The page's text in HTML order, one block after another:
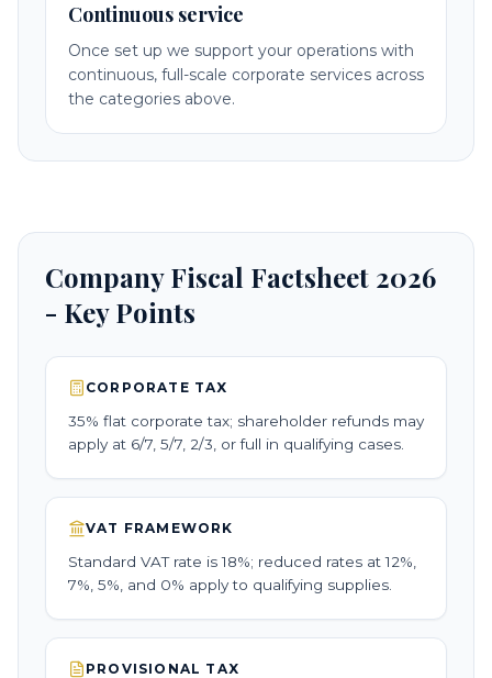
Continuous service
Once set up we support your operations with
continuous, full-scale corporate services across
the categories above.
Company Fiscal Factsheet 2026
- Key Points
CORPORATE TAX
35% flat corporate tax; shareholder refunds may
apply at 6/7, 5/7, 2/3, or full in qualifying cases.
VAT FRAMEWORK
Standard VAT rate is 18%; reduced rates at 12%,
7%, 5%, and 0% apply to qualifying supplies.
PROVISIONAL TAX